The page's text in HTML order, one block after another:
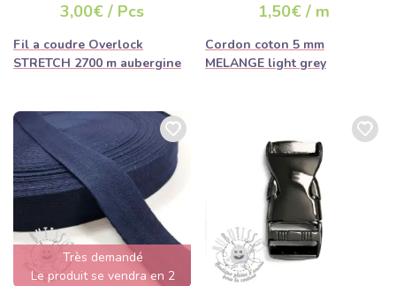
3,00€ / Pcs
Fil a coudre Overlock
STRETCH 2700 m aubergine
1,50€ / m
Cordon coton 5 mm
MELANGE light grey
Très demandé
Le produit se vendra en 2